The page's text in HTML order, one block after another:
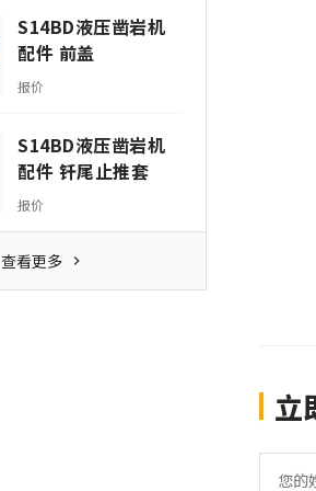
S14BD液压凿岩机
配件 前盖
报价
S14BD液压凿岩机
配件 钎尾止推套
报价
查看更多
立